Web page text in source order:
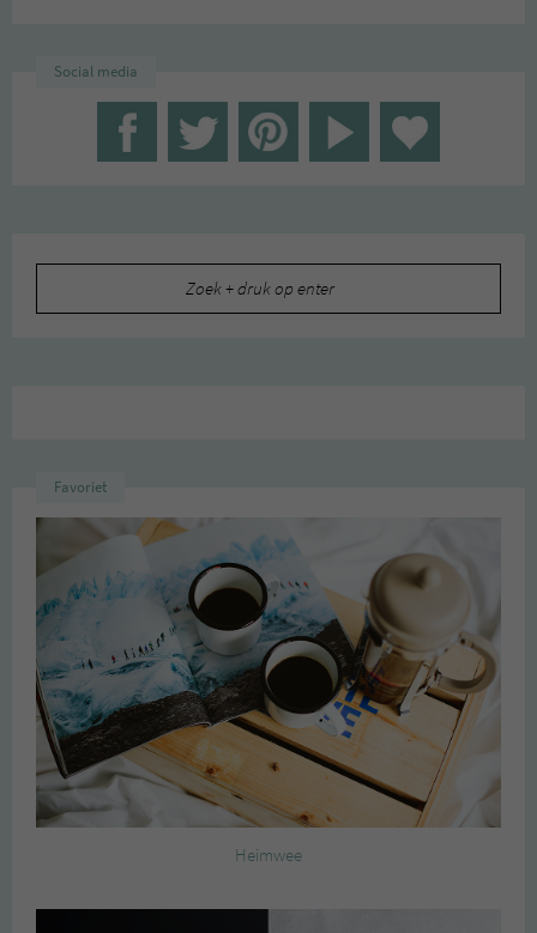
Social media
Favoriet
Heimwee